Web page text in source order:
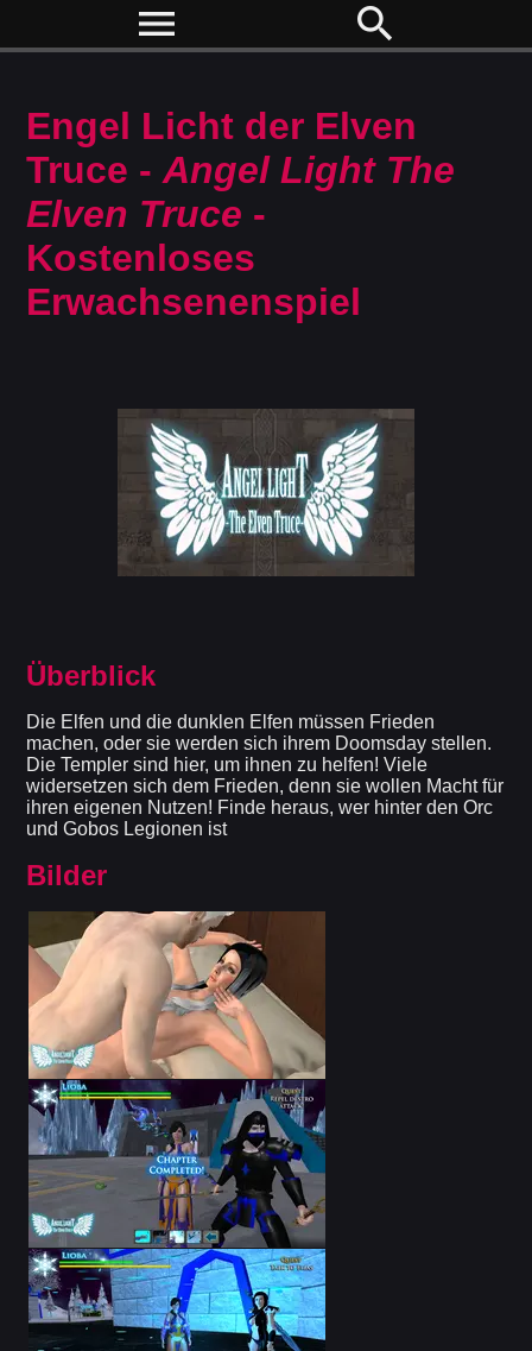
menu search
Engel Licht der Elven
Truce -Angel Light The
Elven Truce -
Kostenloses
Erwachsenenspiel
Überblick
Die Elfen und die dunklen Elfen müssen Frieden
machen, oder sie werden sich ihrem Doomsday stellen.
Die Templer sind hier, um ihnen zu helfen! Viele
widersetzen sich dem Frieden, denn sie wollen Macht für
ihren eigenen Nutzen! Finde heraus, wer hinter den Orc
und Gobos Legionen ist
Bilder